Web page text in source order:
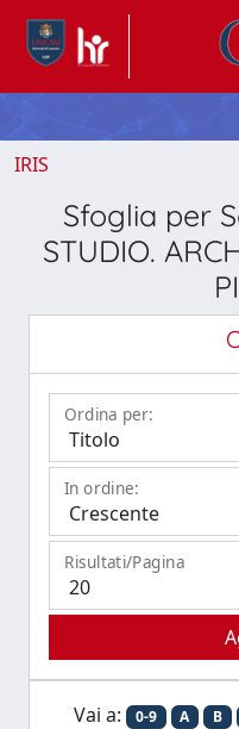
IRIS
Sfoglia per
STUDIO.
Ordina per:
In ordine:
Risultati/Pagina
Vai a: 0-9 A B